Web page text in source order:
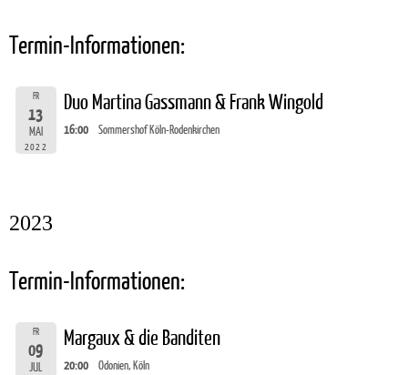
Termin-Informationen:
FR
13
MAI
2022
Duo Martina Gassmann & Frank Wingold
16:00 Sommershof Köln-Rodenkirchen
2023
Termin-Informationen:
FR
09
JUL
Margaux & die Banditen
20:00 Odonien, Köln